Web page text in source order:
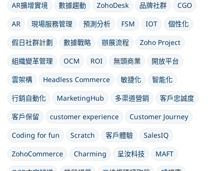
AR擴增實境
數據趨動 ZohoDesk 品牌社群
CGO
AR
現場服務管理 預測分析 FSM IOT
個性化
假日社群計劃
數據戰略 辦展流程
Zoho Project
組織變革管理
OCM ROI 無頭商業
開放平台
雲架構
Headless Commerce 敏捷化
智能化
行銷自動化
MarketingHub 多渠道營銷
客戶忠誠度
客戶保留
customer experience
Customer Journey
Coding for fun
Scratch 客戶體驗
SalesIQ
ZohoCommerce
Charming 呈汝科技
MAFT